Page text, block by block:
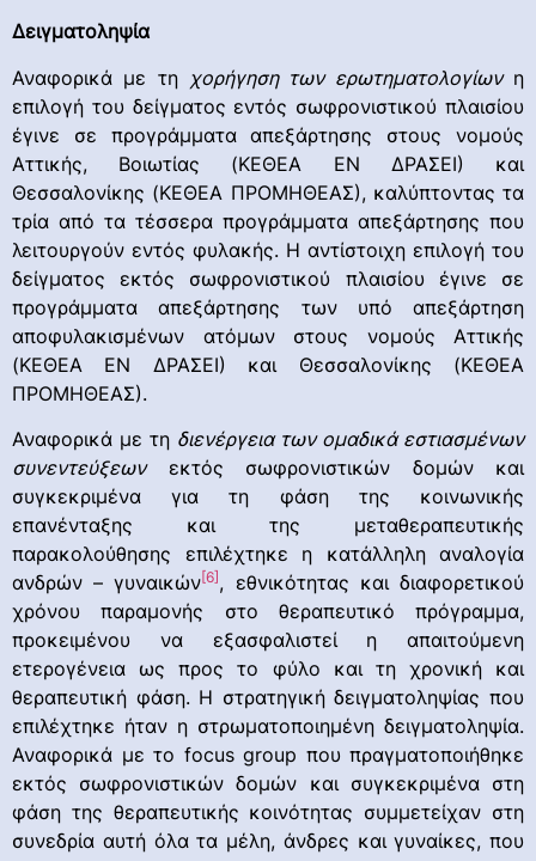
Δειγματοληψία
Αναφορικά με τη χορήγηση των ερωτηματολογίωνη
επιλογή του δείγματος εντός σωφρονιστικού πλαισίου
έγινε σε προγράμματα απεξάρτησης στους νομούς
Αττικής, Βοιωτίας (ΚΕΘΕΑ ΕΝ ΔΡΑΣΕΙ) και
Θεσσαλονίκης (ΚΕΘΕΑ ΠΡΟΜΗΘΕΑΣ), καλύπτοντας τα
τρία από τα τέσσερα προγράμματα απεξάρτησης που
λειτουργούν εντός φυλακής. Η αντίστοιχη επιλογή του
δείγματος εκτός σωφρονιστικού πλαισίου έγινε σε
προγράμματα απεξάρτησης των υπό απεξάρτηση
αποφυλακισμένων ατόμων στους νομούς Αττικής
(ΚΕΘΕΑ ΕΝ ΔΡΑΣΕΙ) και Θεσσαλονίκης (ΚΕΘΕΑ
ΠΡΟΜΗΘΕΑΣ).
Αναφορικά με τη διενέργεια των ομαδικά εστιασμένων
συνεντεύξεωνεκτός σωφρονιστικών δομών και
συγκεκριμένα για τη φάση της κοινωνικής
επανένταξης και της μεταθεραπευτικής
παρακολούθησης επιλέχτηκε η κατάλληλη αναλογία
ανδρών – γυναικών[6] , εθνικότητας και διαφορετικού
χρόνου παραμονής στο θεραπευτικό πρόγραμμα,
προκειμένου να εξασφαλιστεί η απαιτούμενη
ετερογένεια ως προς το φύλο και τη χρονική και
θεραπευτική φάση. Η στρατηγική δειγματοληψίας που
επιλέχτηκε ήταν η στρωματοποιημένη δειγματοληψία.
Αναφορικά με το focus group που πραγματοποιήθηκε
εκτός σωφρονιστικών δομών και συγκεκριμένα στη
φάση της θεραπευτικής κοινότητας συμμετείχαν στη
συνεδρία αυτή όλα τα μέλη, άνδρες και γυναίκες, που